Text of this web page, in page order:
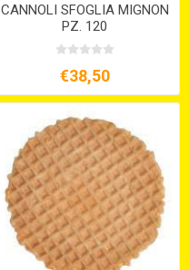
CANNOLI SFOGLIA MIGNON
PZ. 120
€38,50